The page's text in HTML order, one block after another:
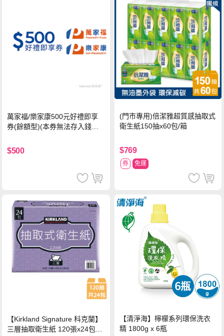
萬家福/樂家康500元好禮即享
券(餘額型)(本券無法存入錢包
$500
(門市專用)倍潔雅超質感抽取式
衛生紙150抽x60包/箱
$769
券 免運
【Kirkland Signature 科克蘭】
三層抽取衛生紙 120張x24包x1
【清淨海】檸檬系列環保洗衣
精 1800g x 6瓶